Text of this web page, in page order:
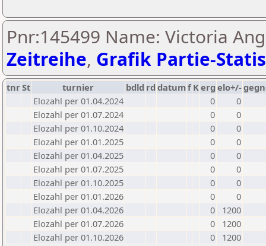
Pnr:145499 Name: Victoria
Zeitreihe, Grafik Partie-
tnrSt turnier bdld rd datumf Kerg elo+/-
Elozahl per 01.04.2024
0
0
Elozahl per 01.07.2024
0
0
Elozahl per 01.10.2024
0
0
Elozahl per 01.01.2025
0
0
Elozahl per 01.04.2025
0
0
Elozahl per 01.07.2025
0
0
Elozahl per 01.10.2025
0
0
Elozahl per 01.01.2026
0
0
Elozahl per 01.04.2026
0
1200
Elozahl per 01.07.2026
0
1200
Elozahl per 01.10.2026
0 1200